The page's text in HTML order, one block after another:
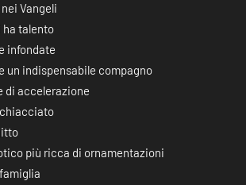
Vangeli
ha talento
infondate
un indispensabile compagno
di accelerazione
più ricca di ornamentazioni